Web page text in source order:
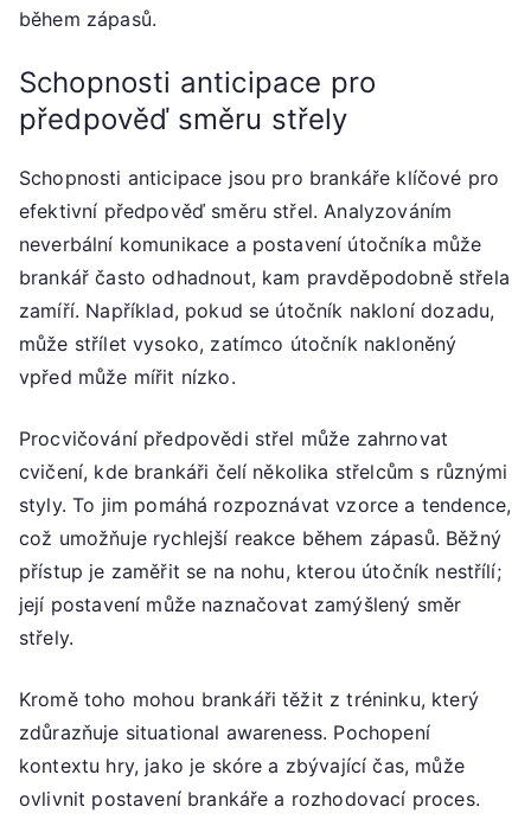
během zápasů.
Schopnosti anticipace pro
předpověď směru střely
Schopnosti anticipace jsou pro brankáře klíčové pro
efektivní předpověď směru střel. Analyzováním
neverbální komunikace a postavení útočníka může
brankář často odhadnout, kam pravděpodobně střela
zamíří. Například, pokud se útočník nakloní dozadu,
může střílet vysoko, zatímco útočník nakloněný
vpřed může mířit nízko.
Procvičování předpovědi střel může zahrnovat
cvičení, kde brankáři čelí několika střelcům s různými
styly. To jim pomáhá rozpoznávat vzorce a tendence,
což umožňuje rychlejší reakce během zápasů. Běžný
přístup je zaměřit se na nohu, kterou útočník nestřílí;
její postavení může naznačovat zamýšlený směr
střely.
Kromě toho mohou brankáři těžit z tréninku, který
zdůrazňuje situational awareness. Pochopení
kontextu hry, jako je skóre a zbývající čas, může
ovlivnit postavení brankáře a rozhodovací proces.